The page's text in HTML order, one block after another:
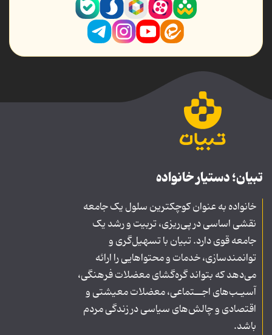
تبیان؛ دستیار خانواده
خانواده به عنوان کوچکترین سلول یک جامعه
نقشی اساسی در پی‌ریزی، تربیت و رشد یک
جامعه قوی دارد. تبیان با تسهیل‌گری و
توانمندسازی، خدمات و محتواهایی را ارائه
می‌دهد که بتواند گره‌گشای معضلات فرهنگی،
آسیـب‌های اجــتماعی، معضلات معیشتی و
اقتصادی و چالش‌های سیاسی در زندگی مردم
باشد.